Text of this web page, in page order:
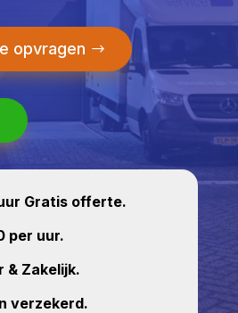
opvragen
Gratis offerte.
per uur.
& Zakelijk.
verzekerd.